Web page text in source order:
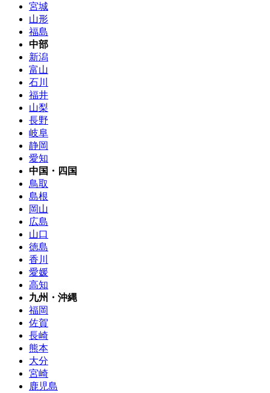
宮城
山形
福島
中部
新潟
富山
石川
福井
山梨
長野
岐阜
静岡
愛知
中国・四国
鳥取
島根
岡山
広島
山口
徳島
香川
愛媛
高知
九州・沖縄
福岡
佐賀
長崎
熊本
大分
宮崎
鹿児島